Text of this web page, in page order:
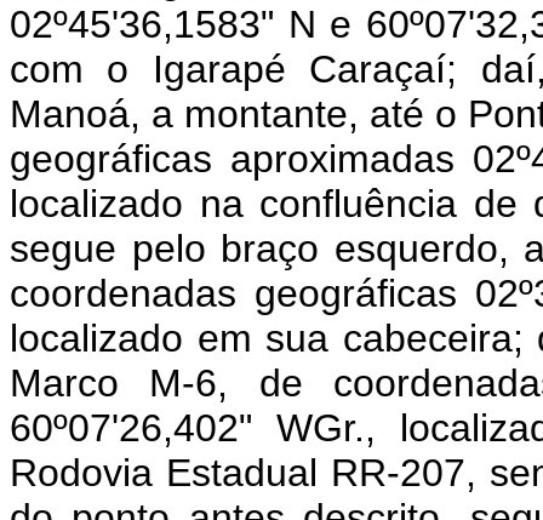
02º45'36,1583" N e
com o Igarapé Caraçaí;
Manoá, a montante, até o
geográficas aproximadas
localizado na confluência
segue pelo braço esquerdo,
coordenadas geográficas
localizado em sua
Marco M-6, de
60º07'26,402" WGr.,
Rodovia Estadual RR-207,